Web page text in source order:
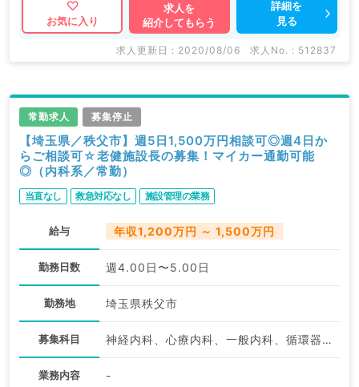
お気に入り
求人を
紹介してもらう
詳細を
見る
求人更新日 : 2020/08/06 求人No. : 512837
常勤求人 募集停止
【埼玉県／秩父市】週5日1,500万円相談可◎週4日か
らご相談可☆老健施設長の募集！マイカー通勤可能
◎（内科系／常勤）
当直なし 救急対応なし 施設管理の業務
給与 年収1,200万円 ～ 1,500万円
勤務日数 週4.00日〜5.00日
勤務地 埼玉県秩父市
募集科目 神経内科、心療内科、一般内科、循環器内科、呼吸器内科、消化器内科、内分泌・代謝内科、腎臓内科、老年内科、膠原病科
業務内容 -